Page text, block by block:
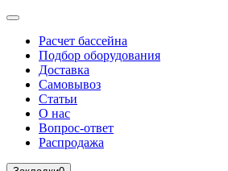
Расчет бассейна
Подбор оборудования
Доставка
Самовывоз
Статьи
О нас
Вопрос-ответ
Распродажа